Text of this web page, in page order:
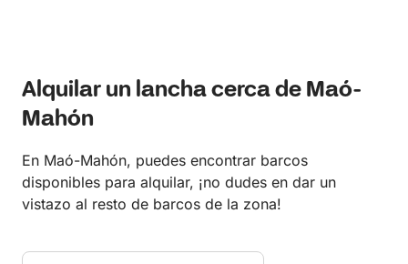
Alquilar un lancha cerca de Maó-
Mahón
En Maó-Mahón, puedes encontrar barcos
disponibles para alquilar, ¡no dudes en dar un
vistazo al resto de barcos de la zona!